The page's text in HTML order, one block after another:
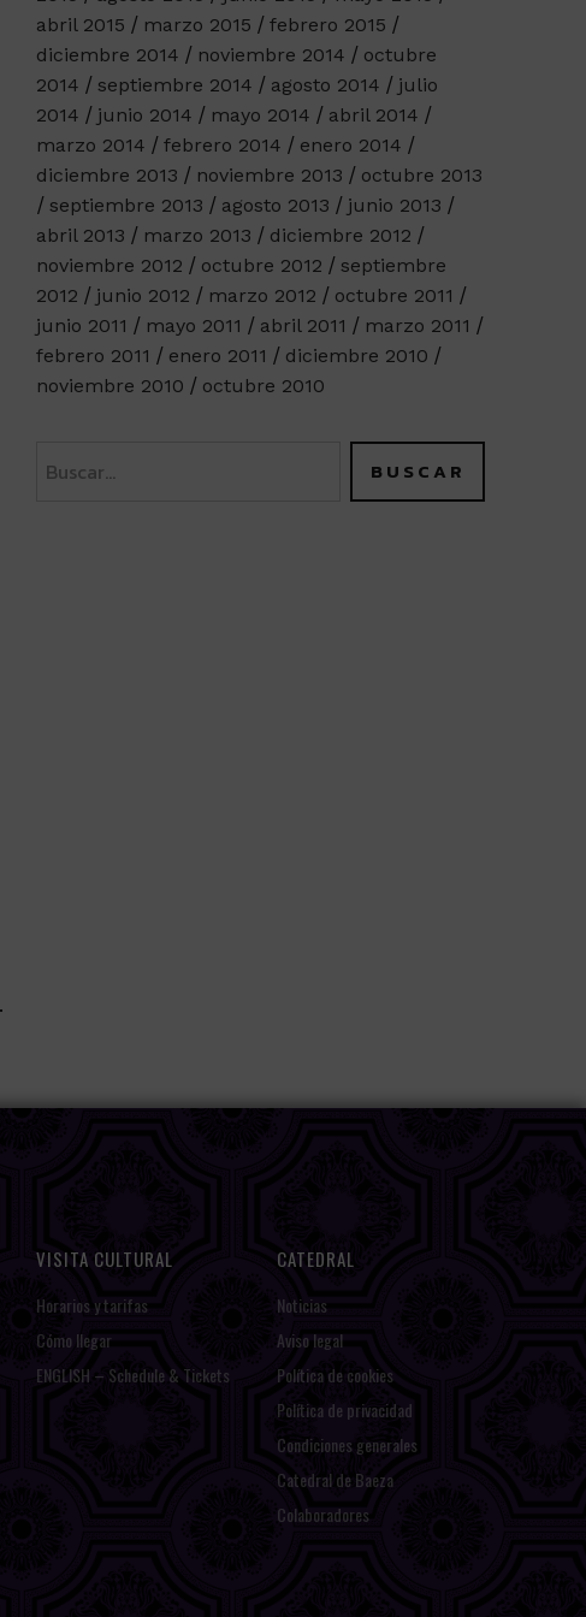
abril 2015
marzo 2015
febrero 2015
diciembre 2014
noviembre 2014
octubre
2014
septiembre 2014 agosto 2014
julio
2014
junio 2014 mayo 2014
abril 2014
marzo 2014
febrero 2014
enero 2014
diciembre 2013
noviembre 2013
octubre 2013
septiembre 2013
agosto 2013
junio 2013
abril 2013
marzo 2013
diciembre 2012
noviembre 2012
octubre 2012
septiembre
2012
junio 2012 marzo 2012
octubre 2011
junio 2011
mayo 2011 abril 2011
marzo 2011
febrero 2011
enero 2011
diciembre 2010
noviembre 2010
octubre 2010
VISITA CULTURAL
Horarios y tarifas
Cómo llegar
ENGLISH – Schedule & Tickets
CATEDRAL
Noticias
Aviso legal
Política de cookies
Política de privacidad
Condiciones generales
Catedral de Baeza
Colaboradores